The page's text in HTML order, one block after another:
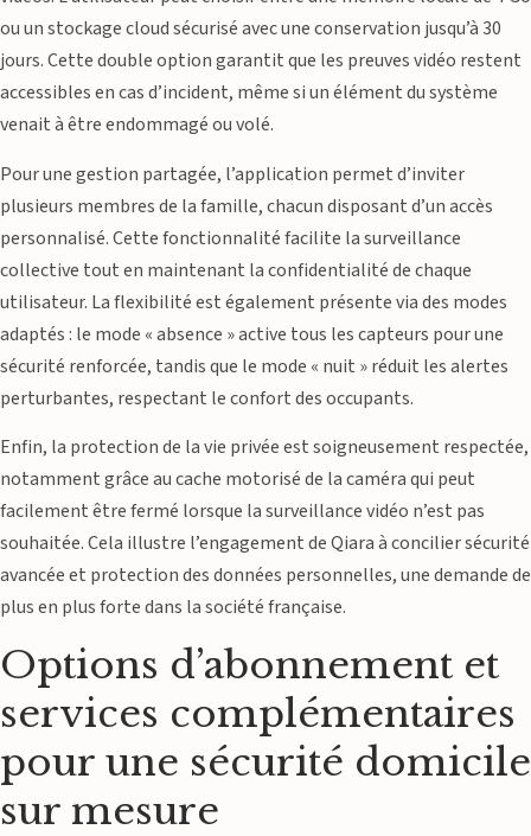
ou un stockage cloud sécurisé avec une conservation jusqu’à 30
jours. Cette double option garantit que les preuves vidéo restent
accessibles en cas d’incident, même si un élément du système
venait à être endommagé ou volé.
Pour une gestion partagée, l’application permet d’inviter
plusieurs membres de la famille, chacun disposant d’un accès
personnalisé. Cette fonctionnalité facilite la surveillance
collective tout en maintenant la confidentialité de chaque
utilisateur. La flexibilité est également présente via des modes
adaptés : le mode « absence » active tous les capteurs pour une
sécurité renforcée, tandis que le mode « nuit » réduit les alertes
perturbantes, respectant le confort des occupants.
Enfin, la protection de la vie privée est soigneusement respectée,
notamment grâce au cache motorisé de la caméra qui peut
facilement être fermé lorsque la surveillance vidéo n’est pas
souhaitée. Cela illustre l’engagement de Qiara à concilier sécurité
avancée et protection des données personnelles, une demande de
plus en plus forte dans la société française.
Options d’abonnement et
services complémentaires
pour une sécurité domicile
sur mesure